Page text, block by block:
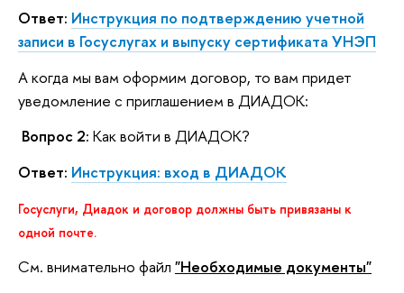
Ответ: Инструкция по подтверждению учетной
записи в Госуслугах и выпуску сертификата УНЭП
А когда мы вам оформим договор, то вам придет
уведомление с приглашением в ДИАДОК:
Вопрос 2: Как войти в ДИАДОК?
Ответ: Инструкция: вход в ДИАДОК
Госуслуги, Диадок и договор должны быть привязаны к
одной почте.
См. внимательно файл "Необходимые документы"